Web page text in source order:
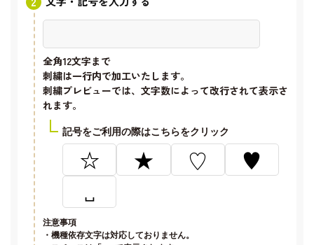
全角12文字まで
刺繍は一行内で加工いたします。
刺繍プレビューでは、文字数によって改行されて表示さ
れます。
記号をご利用の際はこちらをクリック
☆ ★ ♡
♥
␣
注意事項
・機種依存文字は対応しておりません。